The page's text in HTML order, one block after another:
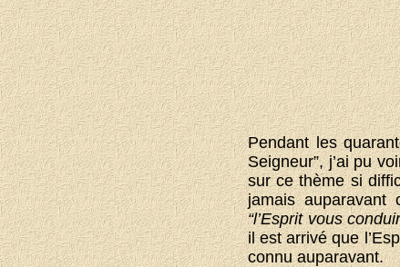
Pendant les
Seigneur”, j’ai pu
sur ce thème si
jamais
“l’Esprit vous
il est arrivé que
connu auparavant.